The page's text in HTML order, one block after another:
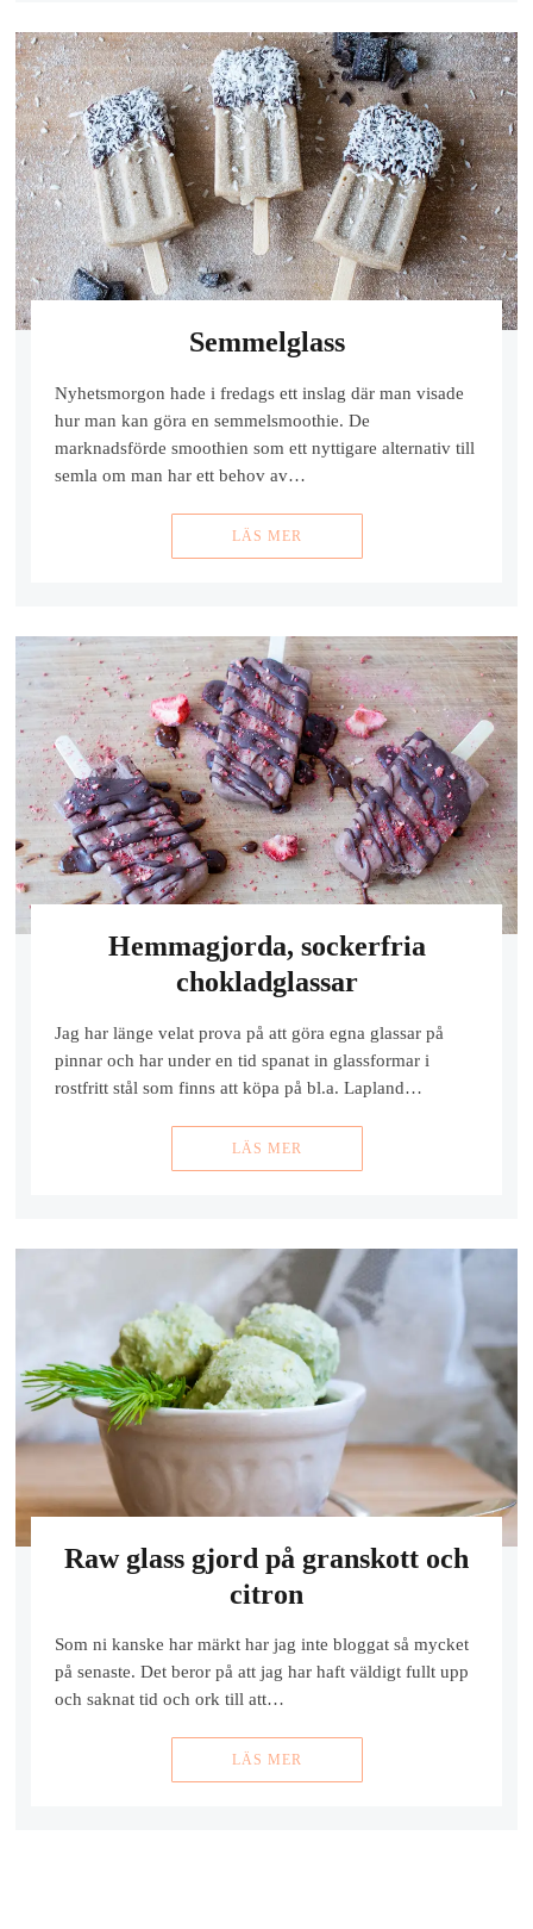
Semmelglass
Nyhetsmorgon hade i fredags ett inslag där man visade
hur man kan göra en semmelsmoothie. De
marknadsförde smoothien som ett nyttigare alternativ till
semla om man har ett behov av…
LÄS MER
Hemmagjorda, sockerfria
chokladglassar
Jag har länge velat prova på att göra egna glassar på
pinnar och har under en tid spanat in glassformar i
rostfritt stål som finns att köpa på bl.a. Lapland…
LÄS MER
Raw glass gjord på granskott och
citron
Som ni kanske har märkt har jag inte bloggat så mycket
på senaste. Det beror på att jag har haft väldigt fullt upp
och saknat tid och ork till att…
LÄS MER